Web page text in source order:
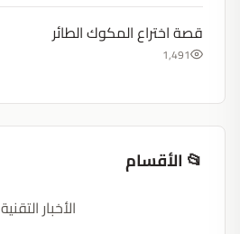
قصة اختراع المكوك الطائر
1,491
📂 الأقسام
الأخبار التقنية